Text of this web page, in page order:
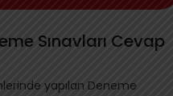
Sınavları Cevap
yapılan Deneme